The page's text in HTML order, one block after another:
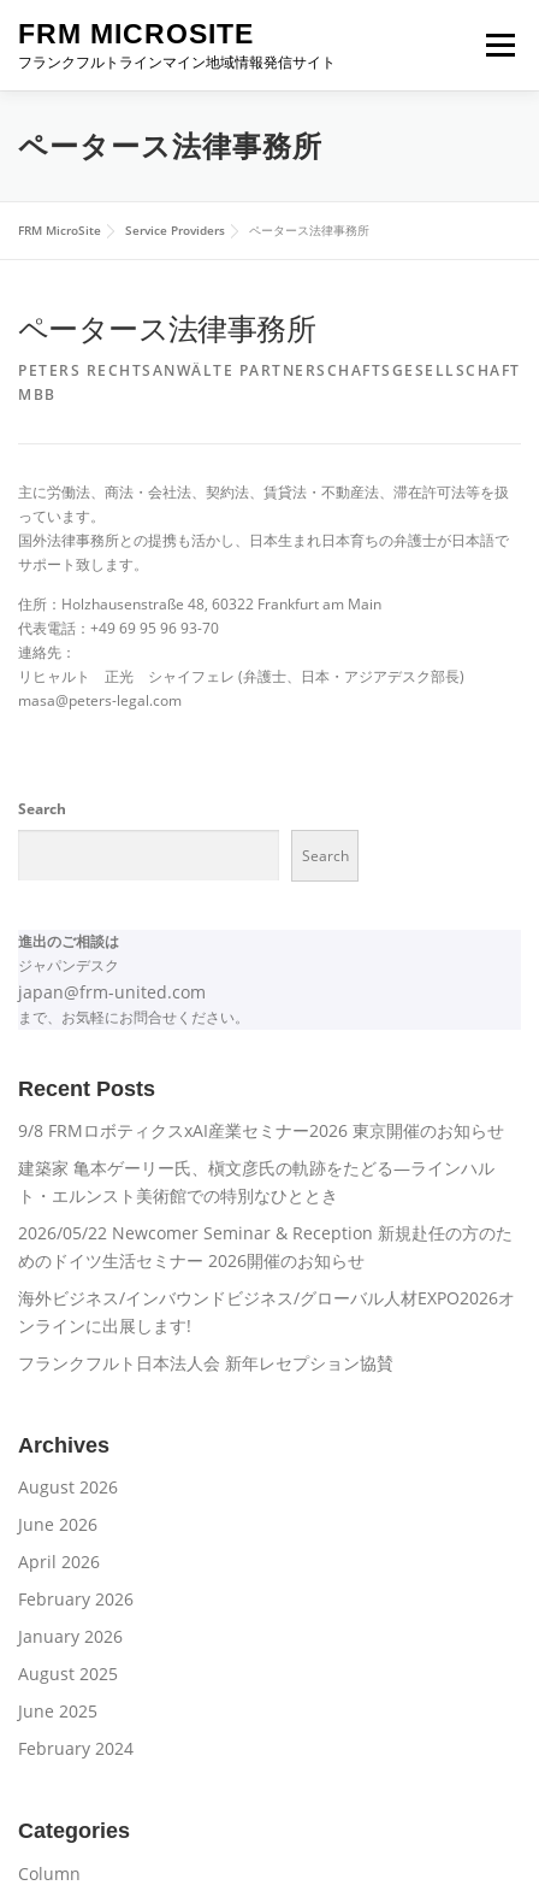
content
FRM MICROSITE
フランクフルトラインマイン地域情報発信サイト
Menu
HOME ABOUT FRM 進出お役立ち情報
イベント特設サイト FRM NEWS お問い合わせ
ペータース法律事務所
FRM MicroSite Service Providers ペータース法律事務所
ペータース法律事務所
PETERS RECHTSANWÄLTE PARTNERSCHAFTSGESELLSCHAFT
MBB
主に労働法、商法・会社法、契約法、賃貸法・不動産法、滞在許可法等を扱
っています。
国外法律事務所との提携も活かし、日本生まれ日本育ちの弁護士が日本語で
サポート致します。
住所：Holzhausenstraße 48, 60322 Frankfurt am Main
代表電話：+49 69 95 96 93-70
連絡先：
リヒャルト 正光 シャイフェレ (弁護士、日本・アジアデスク部長)
masa@peters-legal.com
Search
Search
進出のご相談は
ジャパンデスク
japan@frm-united.com
まで、お気軽にお問合せください。
Recent Posts
9/8 FRMロボティクスxAI産業セミナー2026 東京開催のお知らせ
建築家 亀本ゲーリー氏、槇文彦氏の軌跡をたどる―ラインハル
ト・エルンスト美術館での特別なひととき
2026/05/22 Newcomer Seminar & Reception 新規赴任の方のた
めのドイツ生活セミナー 2026開催のお知らせ
海外ビジネス/インバウンドビジネス/グローバル人材EXPO2026オ
ンラインに出展します!
フランクフルト日本法人会 新年レセプション協賛
Archives
August 2026
June 2026
April 2026
February 2026
January 2026
August 2025
June 2025
February 2024
Categories
Column